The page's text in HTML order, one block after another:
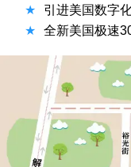
★
引进美国数字
★
全新美国极速